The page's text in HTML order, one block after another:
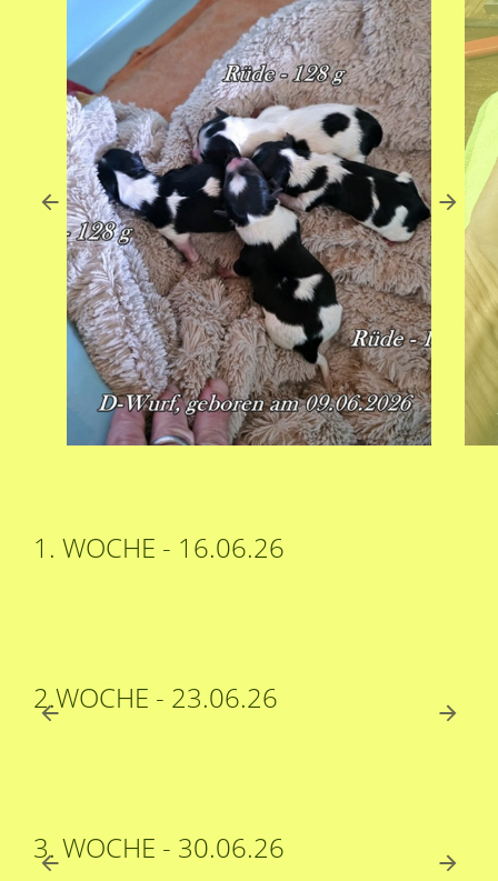
1. WOCHE - 16.06.26
2.WOCHE - 23.06.26
3. WOCHE - 30.06.26